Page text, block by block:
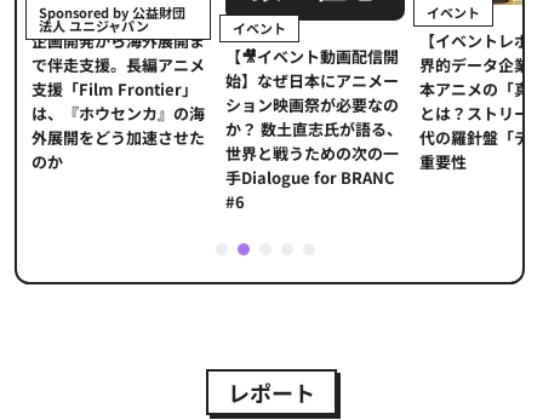
Sponsored by 公益財団
法人 ユニジャパン
企画開発から海外展開ま
で伴走支援。長編アニメ
支援「Film Frontier」
は、『ホウセンカ』の海
外展開をどう加速させた
のか
イベント
【🎥イベント動画配信開
始】なぜ日本にアニメー
ション映画祭が必要なの
か？ 数土直志氏が語る、
世界と戦うための次の一
手Dialogue for BRANC
#6
イベント
【イベントレポ
界的データ企業
本アニメの「真
とは？ストリー
代の羅針盤「デ
重要性
2
レポート